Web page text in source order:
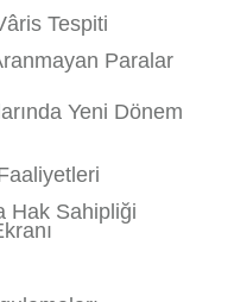
Tespiti
Paralar
Yeni Dönem
Hak Sahipliği